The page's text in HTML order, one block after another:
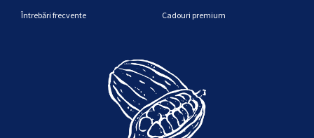
Întrebări frecvente
Cadouri premium